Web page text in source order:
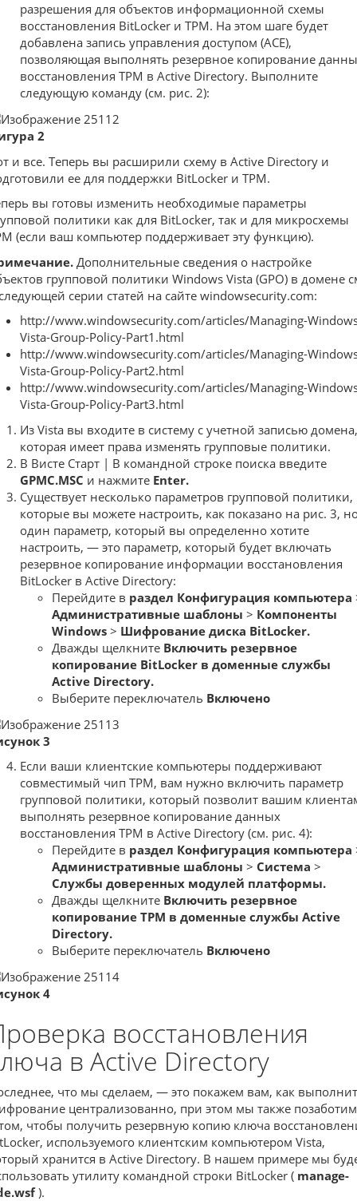
разрешения для объектов информационной схемы
восстановления BitLocker и TPM. На этом шаге будет
добавлена запись управления доступом (ACE),
позволяющая выполнять резервное копирование
восстановления TPM в Active Directory. Выполните
следующую команду (см. рис. 2):
2
и все. Теперь вы расширили схему в Active Directory и
ее для поддержки BitLocker и TPM.
вы готовы изменить необходимые параметры
политики как для BitLocker, так и для микросхемы
(если ваш компьютер поддерживает эту функцию).
Дополнительные сведения о настройке
групповой политики Windows Vista (GPO) в домене
серии статей на сайте windowsecurity.com:
http://www.windowsecurity.com/articles/Managing-
Vista-Group-Policy-Part1.html
http://www.windowsecurity.com/articles/Managing-
Vista-Group-Policy-Part2.html
http://www.windowsecurity.com/articles/Managing-
Vista-Group-Policy-Part3.html
Из Vista вы входите в систему с учетной записью домена,
которая имеет права изменять групповые политики.
В Висте Старт | В командной строке поиска введите
GPMC.MSC и нажмите Enter.
Существует несколько параметров групповой политики,
которые вы можете настроить, как показано на рис. 3,
один параметр, который вы определенно хотите
настроить, — это параметр, который будет включать
резервное копирование информации восстановления
BitLocker в Active Directory:
Перейдите в раздел Конфигурация компьютера
Административные шаблоны > Компоненты
Windows > Шифрование диска BitLocker.
Дважды щелкните Включить резервное
копирование BitLocker в доменные службы
Active Directory.
Выберите переключатель Включено
3
Если ваши клиентские компьютеры поддерживают
совместимый чип TPM, вам нужно включить параметр
групповой политики, который позволит вашим
выполнять резервное копирование данных
восстановления TPM в Active Directory (см. рис. 4):
Перейдите в раздел Конфигурация компьютера
Административные шаблоны > Система >
Службы доверенных модулей платформы.
Дважды щелкните Включить резервное
копирование TPM в доменные службы Active
Directory.
Выберите переключатель Включено
4
восстановления
в Active Directory
что мы сделаем, — это покажем вам, как
централизованно, при этом мы также
чтобы получить резервную копию ключа
используемого клиентским компьютером Vista,
хранится в Active Directory. В нашем примере мы
утилиту командной строки BitLocker ( manage-
).